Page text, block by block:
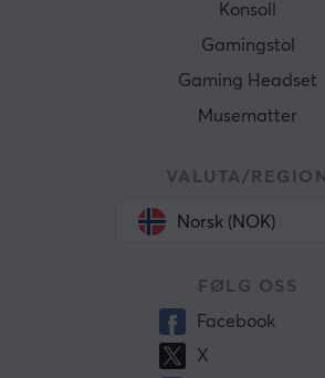
Konsoll
Gamingstol
Gaming Headset
Musematter
VALUTA/REGION
Norsk (NOK)
FØLG OSS
Facebook
X